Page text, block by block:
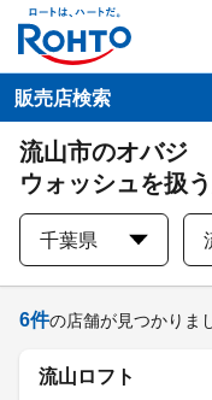
販売店検索
流山市のオバジ
ウォッシュを扱
千葉県
6件の店舗が見つかりま
流山ロフト